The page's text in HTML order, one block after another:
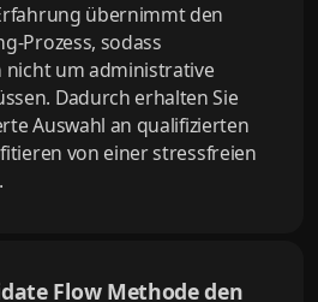
übernimmt den
Prozess, sodass
nicht um administrative
Dadurch erhalten Sie
Auswahl an qualifizierten
von einer stressfreien
Flow Methode den